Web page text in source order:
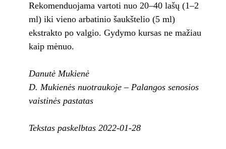
Rekomenduojama vartoti nuo 20–40 lašų (1–2
ml) iki vieno arbatinio šaukštelio (5 ml)
ekstrakto po valgio. Gydymo kursas ne mažiau
kaip mėnuo.
Danutė Mukienė
D. Mukienės nuotraukoje – Palangos senosios
vaistinės pastatas
Tekstas paskelbtas 2022-01-28